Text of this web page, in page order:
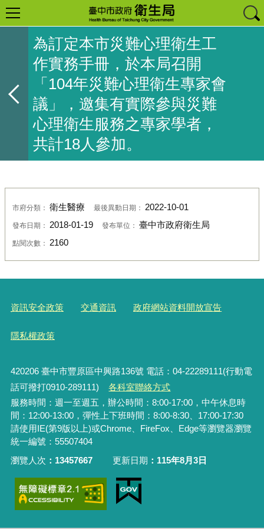
為訂定本市災難心理衛生工
作實務手冊，於本局召開
「104年災難心理衛生專家會
議」，邀集有實際參與災難
心理衛生服務之專家學者，
共計18人參加。
市府分類： 衛生醫療 最後異動日期： 2022-10-01
發布日期： 2018-01-19 發布單位： 臺中市政府衛生局
點閱次數： 2160
資訊安全政策 交通資訊 政府網站資料開放宣告
隱私權政策
420206臺中市豐原區中興路136號 電話：04-22289111(行動電
話可撥打0910-289111)
各科室聯絡方式
服務時間：週一至週五，辦公時間：8:00-17:00，中午休息時
間：12:00-13:00，彈性上下班時間：8:00-8:30、17:00-17:30
請使用IE(第9版以上)或Chrome、FireFox、Edge等瀏覽器瀏覽
統一編號：55507404
瀏覽人次
13457667 更新日期 115年8月3日